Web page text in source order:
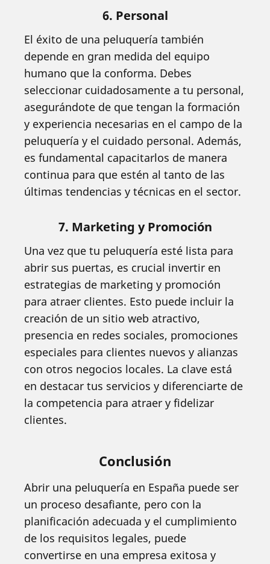
6. Personal
El éxito de una peluquería también
depende en gran medida del equipo
humano que la conforma. Debes
seleccionar cuidadosamente a tu personal,
asegurándote de que tengan la formación
y experiencia necesarias en el campo de la
peluquería y el cuidado personal. Además,
es fundamental capacitarlos de manera
continua para que estén al tanto de las
últimas tendencias y técnicas en el sector.
7. Marketing y Promoción
Una vez que tu peluquería esté lista para
abrir sus puertas, es crucial invertir en
estrategias de marketing y promoción
para atraer clientes. Esto puede incluir la
creación de un sitio web atractivo,
presencia en redes sociales, promociones
especiales para clientes nuevos y alianzas
con otros negocios locales. La clave está
en destacar tus servicios y diferenciarte de
la competencia para atraer y fidelizar
clientes.
Conclusión
Abrir una peluquería en España puede ser
un proceso desafiante, pero con la
planificación adecuada y el cumplimiento
de los requisitos legales, puede
convertirse en una empresa exitosa y